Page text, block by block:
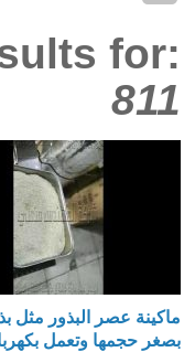
for:
811
ماكينة عصر البذور مثل
بصغر حجمها وتعمل بكهرباء